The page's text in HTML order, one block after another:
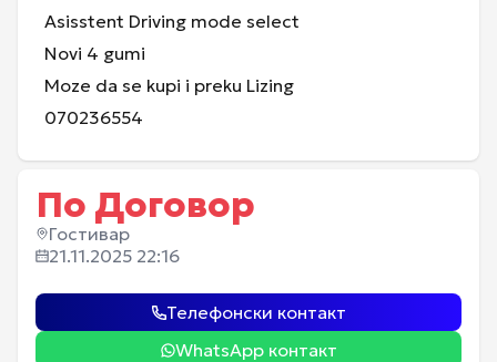
Asisstent Driving mode select
Novi 4 gumi
Moze da se kupi i preku Lizing
070236554
По Договор
Гостивар
21.11.2025 22:16
Телефонски контакт
WhatsApp контакт